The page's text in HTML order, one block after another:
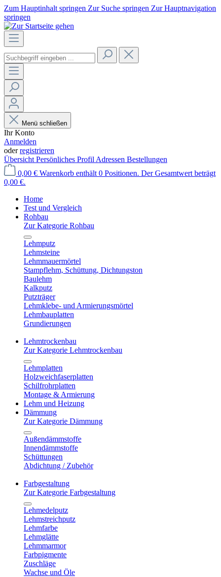
Zum Hauptinhalt springen Zur Suche springen Zur Hauptnavigation
springen
Menü schließen
Ihr Konto
Anmelden
oderregistrieren
Übersicht Persönliches Profil Adressen Bestellungen
0,00 € Warenkorb enthält 0 Positionen. Der Gesamtwert beträgt
0,00 €.
Home
Test und Vergleich
Rohbau
Zur Kategorie Rohbau
Lehmputz
Lehmsteine
Lehmmauermörtel
Stampflehm, Schüttung, Dichtungston
Baulehm
Kalkputz
Putzträger
Lehmklebe- und Armierungsmörtel
Lehmbauplatten
Grundierungen
Lehmtrockenbau
Zur Kategorie Lehmtrockenbau
Lehmplatten
Holzweichfaserplatten
Schilfrohrplatten
Montage & Armierung
Lehm und Heizung
Dämmung
Zur Kategorie Dämmung
Außendämmstoffe
Innendämmstoffe
Schüttungen
Abdichtung / Zubehör
Farbgestaltung
Zur Kategorie Farbgestaltung
Lehmedelputz
Lehmstreichputz
Lehmfarbe
Lehmglätte
Lehmmarmor
Farbpigmente
Zuschläge
Wachse und Öle